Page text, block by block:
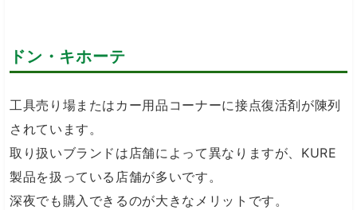
ドン・キホーテ
工具売り場またはカー用品コーナーに接点復活剤が陳列
されています。
取り扱いブランドは店舗によって異なりますが、KURE
製品を扱っている店舗が多いです。
深夜でも購入できるのが大きなメリットです。